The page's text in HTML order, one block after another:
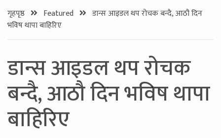
गृहपृष्ठ Featured
डान्स आइडल थप रोचक बन्दै, आठौ दिन
भविष थापा बाहिरिए
डान्स आइडल थप रोचक
बन्दै, आठौ दिन भविष थापा
बाहिरिए